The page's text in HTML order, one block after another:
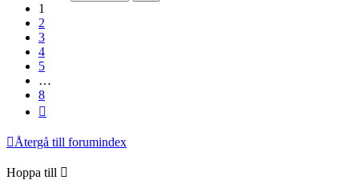
1
2
3
4
5
…
8
Återgå till forumindex
Hoppa till